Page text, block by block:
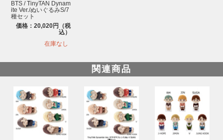
BTS / TinyTAN Dynam
ite Ver./ぬいぐるみS/7
種セット
価格：20,020円（税
込）
在庫なし
関連商品